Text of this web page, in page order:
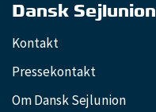
Dansk Sejlunion
Kontakt
Pressekontakt
Om Dansk Sejlunion